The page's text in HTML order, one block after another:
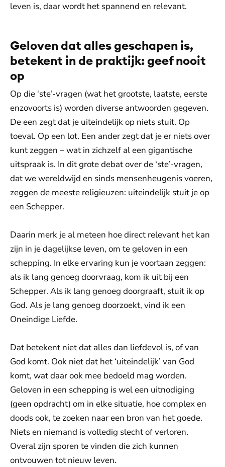
leven is, daar wordt het spannend en relevant.
Geloven dat alles geschapen is,
betekent in de praktijk: geef nooit
op
Op die ‘ste’-vragen (wat het grootste, laatste, eerste
enzovoorts is) worden diverse antwoorden gegeven.
De een zegt dat je uiteindelijk op niets stuit. Op
toeval. Op een lot. Een ander zegt dat je er niets over
kunt zeggen – wat in zichzelf al een gigantische
uitspraak is. In dit grote debat over de ‘ste’-vragen,
dat we wereldwijd en sinds mensenheugenis voeren,
zeggen de meeste religieuzen: uiteindelijk stuit je op
een Schepper.
Daarin merk je al meteen hoe direct relevant het kan
zijn in je dagelijkse leven, om te geloven in een
schepping. In elke ervaring kun je voortaan zeggen:
als ik lang genoeg doorvraag, kom ik uit bij een
Schepper. Als ik lang genoeg doorgraaft, stuit ik op
God. Als je lang genoeg doorzoekt, vind ik een
Oneindige Liefde.
Dat betekent niet dat alles dan liefdevol is, of van
God komt. Ook niet dat het ‘uiteindelijk’ van God
komt, wat daar ook mee bedoeld mag worden.
Geloven in een schepping is wel een uitnodiging
(geen opdracht) om in elke situatie, hoe complex en
doods ook, te zoeken naar een bron van het goede.
Niets en niemand is volledig slecht of verloren.
Overal zijn sporen te vinden die zich kunnen
ontvouwen tot nieuw leven.